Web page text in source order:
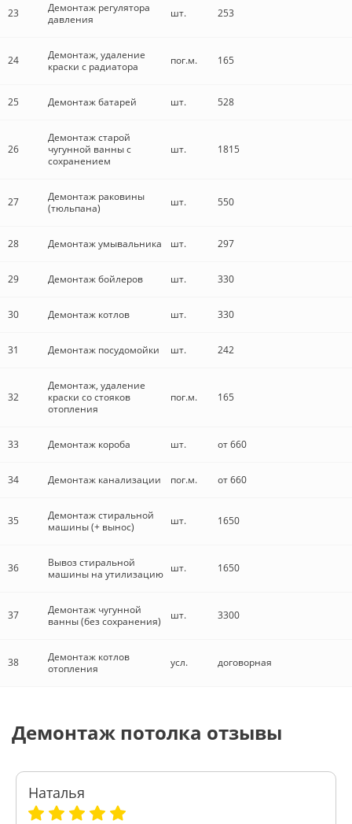
23
Демонтаж регулятора
давления
шт. 253
24
Демонтаж, удаление
краски с радиатора
пог.м. 165
25 Демонтаж батарей шт. 528
26
Демонтаж старой
чугунной ванны с
сохранением
шт. 1815
27
Демонтаж раковины
(тюльпана)
шт. 550
28 Демонтаж умывальника шт. 297
29 Демонтаж бойлеров шт. 330
30 Демонтаж котлов шт. 330
31 Демонтаж посудомойки шт. 242
32
Демонтаж, удаление
краски со стояков
отопления
пог.м. 165
33 Демонтаж короба шт. от 660
34 Демонтаж канализации пог.м. от 660
35
Демонтаж стиральной
машины (+ вынос)
шт. 1650
36
Вывоз стиральной
машины на утилизацию шт. 1650
37
Демонтаж чугунной
ванны (без сохранения)
шт. 3300
38
Демонтаж котлов
отопления
усл. договорная
Демонтаж потолка отзывы
Наталья